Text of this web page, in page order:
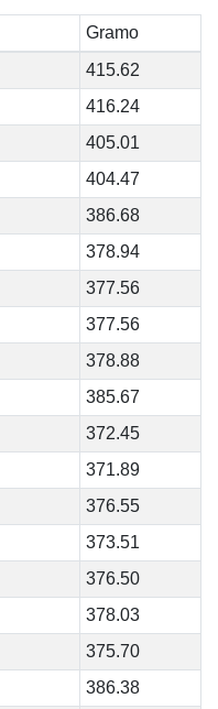
Gramo
415.62
416.24
405.01
404.47
386.68
378.94
377.56
377.56
378.88
385.67
372.45
371.89
376.55
373.51
376.50
378.03
375.70
386.38